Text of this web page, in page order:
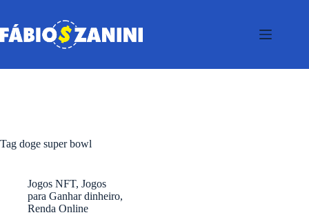
o
conteúdo
Tag doge super bowl
Jogos NFT, Jogos
para Ganhar dinheiro,
Renda Online